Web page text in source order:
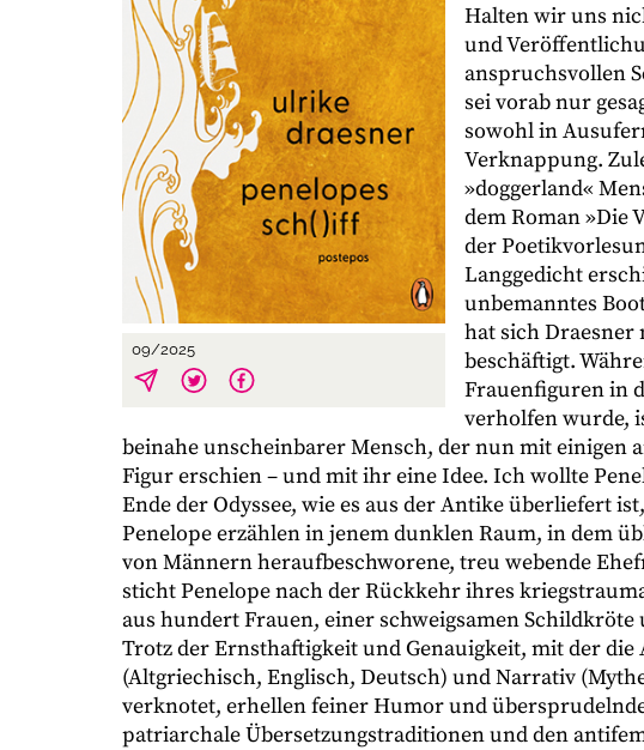
09/2025
Halten wir uns
und
anspruchsvollen
sei vorab nur
sowohl in
Verknappung.
»doggerland«
dem Roman »Die
der
Langgedicht
unbemanntes
hat sich Draesner
beschäftigt.
Frauenfiguren in
verholfen wurde,
beinahe unscheinbarer Mensch, der nun mit einigen
Figur erschien – und mit ihr eine Idee. Ich wollte
Ende der Odyssee, wie es aus der Antike überliefert
Penelope erzählen in jenem dunklen Raum, in dem
von Männern heraufbeschworene, treu webende
sticht Penelope nach der Rückkehr ihres
aus hundert Frauen, einer schweigsamen
Trotz der Ernsthaftigkeit und Genauigkeit, mit der
(Altgriechisch, Englisch, Deutsch) und Narrativ
verknotet, erhellen feiner Humor und übersprudelnde
patriarchale Übersetzungstraditionen und den